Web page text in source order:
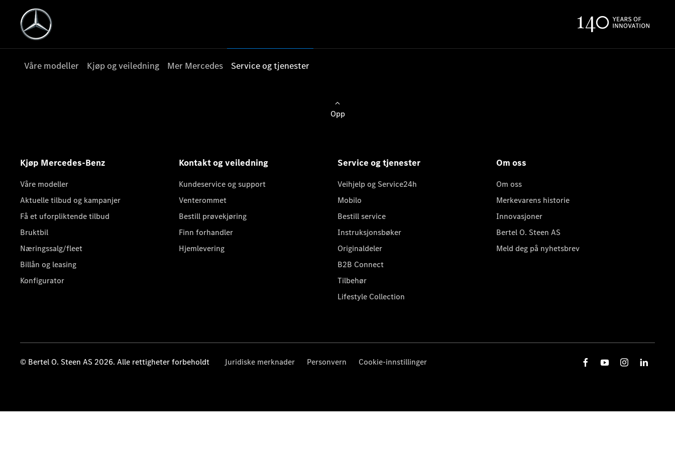
Våre modeller Kjøp og veiledning Mer Mercedes Service og tjenester
Opp
Kjøp Mercedes-Benz
Våre modeller
Aktuelle tilbud og kampanjer
Få et uforpliktende tilbud
Bruktbil
Næringssalg/fleet
Billån og leasing
Konfigurator
Kontakt og veiledning
Kundeservice og support
Venterommet
Bestill prøvekjøring
Finn forhandler
Hjemlevering
Service og tjenester
Veihjelp og Service24h
Mobilo
Bestill service
Instruksjonsbøker
Originaldeler
B2B Connect
Tilbehør
Lifestyle Collection
Om oss
Om oss
Merkevarens historie
Innovasjoner
Bertel O. Steen AS
Meld deg på nyhetsbrev
© Bertel O. Steen AS 2026. Alle rettigheter forbeholdt Juridiske merknader Personvern Cookie-innstillinger